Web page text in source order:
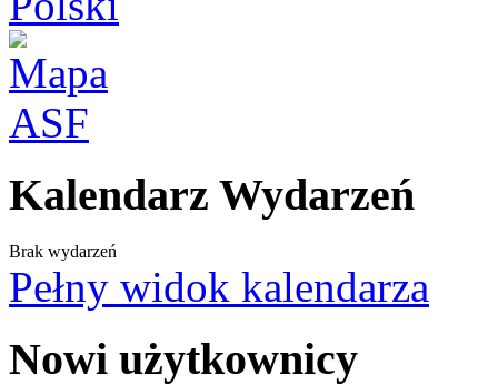
Kalendarz Wydarzeń
Brak wydarzeń
Pełny widok kalendarza
Nowi użytkownicy